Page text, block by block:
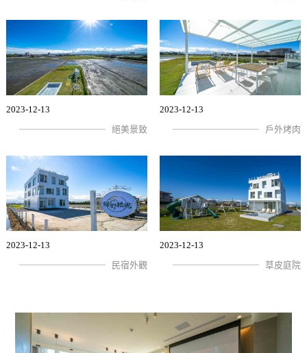
2023-12-13
絕美景致
2023-12-13
戶外烤肉
2023-12-13
民宿外觀
2023-12-13
草皮庭院